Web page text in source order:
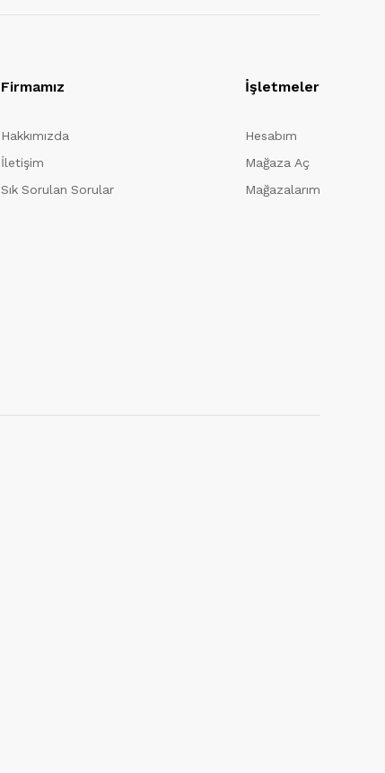
Firmamız
Hakkımızda
İletişim
Sık Sorulan Sorular
İşletmeler
Hesabım
Mağaza Aç
Mağazalarım